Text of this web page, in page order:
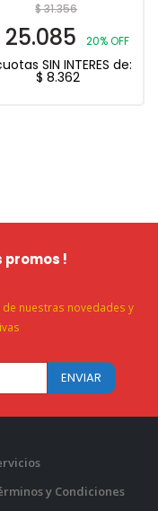
$31.356
25.085 20% OFF
SIN INTERES de:
$ 8.362
promos !
nuestras novedades y
y Condiciones